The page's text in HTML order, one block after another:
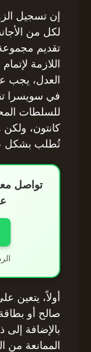
إن تسجيل
لكل من
تقديم
اللازمة
العدل، يجب
في سويسرا
للسلطات
كانتون، ولكن
تُطلب بشكل
تواصل
أولاً، يتعين
صالح أو
بالإضافة
الممانعة من